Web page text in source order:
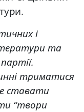
і
та
триматися
ставати
“твори